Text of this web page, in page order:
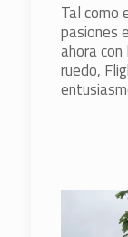
Tal como
pasiones
ahora
ruedo,